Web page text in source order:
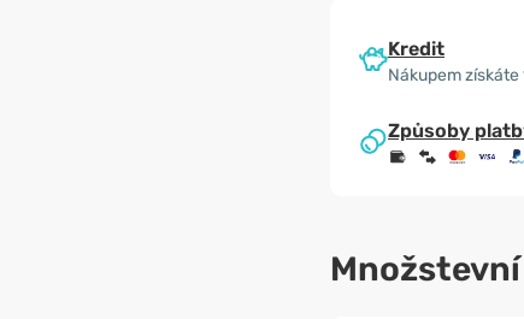
Kredit
Nákupem získáte
Způsoby